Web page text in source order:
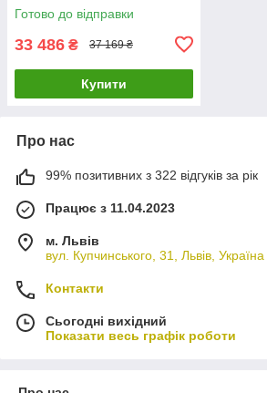
Готово до відправки
33 486 ₴ 37 169 ₴
Купити
Про нас
99% позитивних з 322 відгуків за рік
Працює з 11.04.2023
м. Львів
вул. Купчинського, 31, Львів, Україна
Контакти
Сьогодні вихідний
Показати весь графік роботи